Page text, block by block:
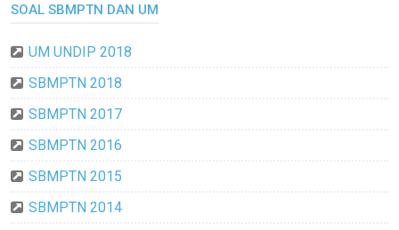
SOAL SBMPTN DAN UM
UM UNDIP 2018
SBMPTN 2018
SBMPTN 2017
SBMPTN 2016
SBMPTN 2015
SBMPTN 2014